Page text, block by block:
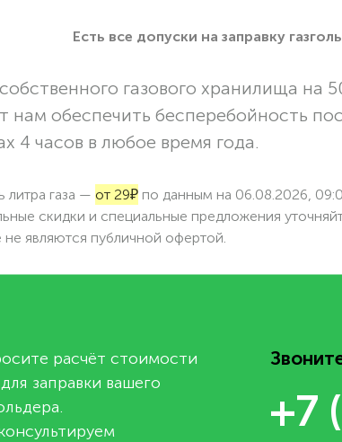
Есть все допуски нa заправку
газового хранилища на
нам обеспечить бесперебойность
4 часов в любое время года.
литра газа — от 29₽ по данным на 06.08.2026,
скидки и специальные предложения
не являются публичной офертой.
расчёт стоимости
для заправки вашего
+7